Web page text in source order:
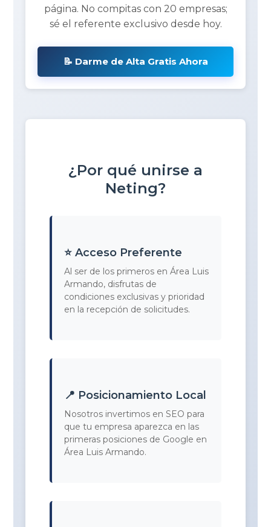
página. No compitas con 20 empresas;
sé el referente exclusivo desde hoy.
📝 Darme de Alta Gratis Ahora
¿Por qué unirse a
Neting?
⭐ Acceso Preferente
Al ser de los primeros en Área Luis
Armando, disfrutas de
condiciones exclusivas y prioridad
en la recepción de solicitudes.
📍 Posicionamiento Local
Nosotros invertimos en SEO para
que tu empresa aparezca en las
primeras posiciones de Google en
Área Luis Armando.